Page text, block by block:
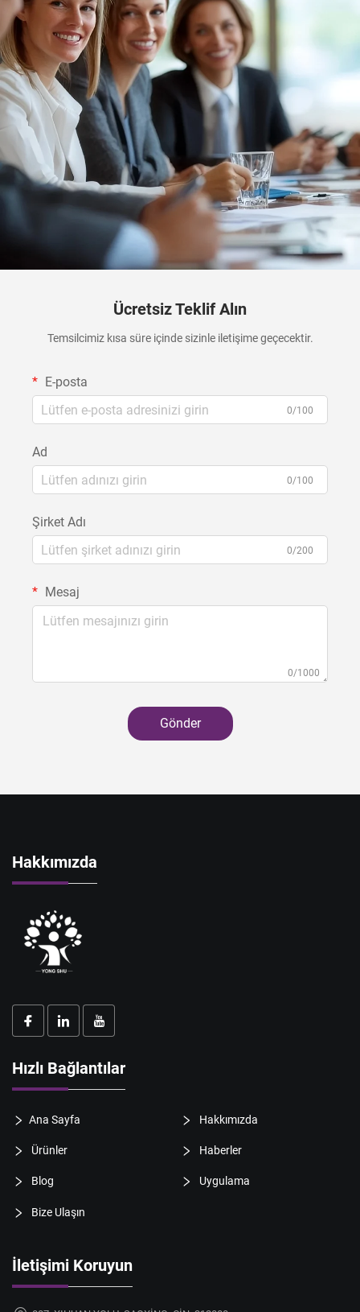
Ücretsiz Teklif Alın
Temsilcimiz kısa süre içinde sizinle iletişime geçecektir.
E-posta
0/100
Ad
0/100
Şirket Adı
0/200
Mesaj
0/1000
Gönder
Hakkımızda
Hızlı Bağlantılar
Ana Sayfa Hakkımızda
Ürünler Haberler
Blog Uygulama
Bize Ulaşın
İletişimi Koruyun